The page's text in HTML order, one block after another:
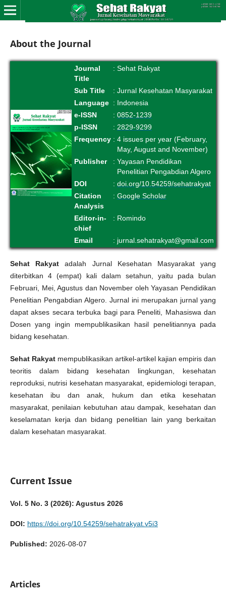
About the Journal
Journal
Title
: Sehat Rakyat
Sub Title : Jurnal Kesehatan Masyarakat
Language : Indonesia
e-ISSN
: 0852-1239
p-ISSN
: 2829-9299
Frequency : 4 issues per year (February,
May, August and November)
Publisher
: Yayasan Pendidikan
Penelitian Pengabdian Algero
DOI
: doi.org/10.54259/sehatrakyat
Citation
Analysis
: Google Scholar
Editor-in-
chief
: Romindo
Email : jurnal.sehatrakyat@gmail.com
Sehat Rakyat adalah Jurnal Kesehatan Masyarakat yang
diterbitkan 4 (empat) kali dalam setahun, yaitu pada bulan
Februari, Mei, Agustus dan November oleh Yayasan Pendidikan
Penelitian Pengabdian Algero. Jurnal ini merupakan jurnal yang
dapat akses secara terbuka bagi para Peneliti, Mahasiswa dan
Dosen yang ingin mempublikasikan hasil penelitiannya pada
bidang kesehatan.
Sehat Rakyat mempublikasikan artikel-artikel kajian empiris dan
teoritis dalam bidang kesehatan lingkungan, kesehatan
reproduksi, nutrisi kesehatan masyarakat, epidemiologi terapan,
kesehatan ibu dan anak, hukum dan etika kesehatan
masyarakat, penilaian kebutuhan atau dampak, kesehatan dan
keselamatan kerja dan bidang penelitian lain yang berkaitan
dalam kesehatan masyarakat.
Current Issue
Vol. 5 No. 3 (2026): Agustus 2026
DOI: https://doi.org/10.54259/sehatrakyat.v5i3
Published: 2026-08-07
Articles